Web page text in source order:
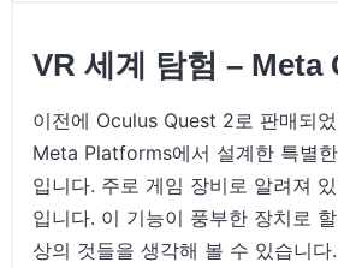
VR 세계 탐험 – Meta
이전에 Oculus Quest 2로 판매되
Meta Platforms에서 설계한 특별
입니다. 주로 게임 장비로 알려져
입니다. 이 기능이 풍부한 장치로
상의 것들을 생각해 볼 수 있습니